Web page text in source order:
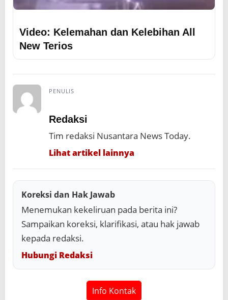
Video: Kelemahan dan Kelebihan All
New Terios
PENULIS
Redaksi
Tim redaksi Nusantara News Today.
Lihat artikel lainnya
Koreksi dan Hak Jawab
Menemukan kekeliruan pada berita ini?
Sampaikan koreksi, klarifikasi, atau hak jawab
kepada redaksi.
Hubungi Redaksi
Info Kontak